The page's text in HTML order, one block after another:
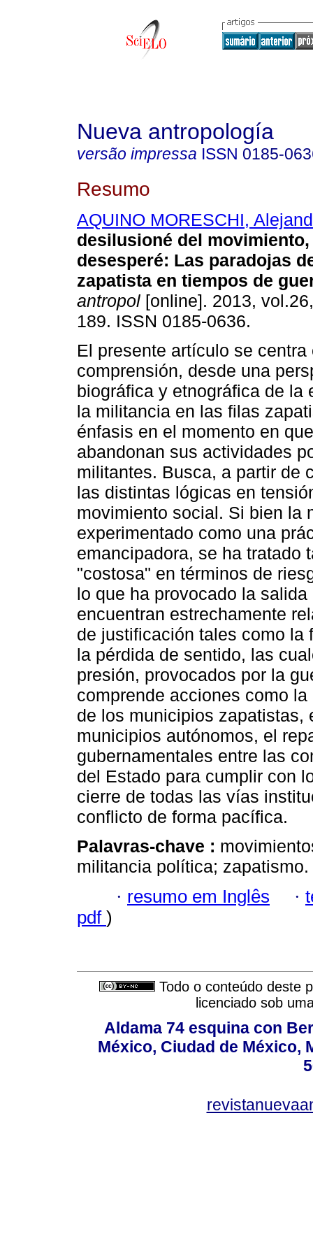
Nueva antropología
versão impressa ISSN 0185-
Resumo
AQUINO MORESCHI,
desilusioné del movimiento,
desesperé: Las paradojas
zapatista en tiempos de
antropol [online]. 2013,
189. ISSN 0185-0636.
El presente artículo se centra
comprensión, desde una
biográfica y etnográfica de la
la militancia en las filas
énfasis en el momento en
abandonan sus actividades
militantes. Busca, a partir de
las distintas lógicas en
movimiento social. Si bien la
experimentado como una
emancipadora, se ha tratado
"costosa" en términos de
lo que ha provocado la
encuentran estrechamente
de justificación tales como la
la pérdida de sentido, las
presión, provocados por la
comprende acciones como
de los municipios zapatistas,
municipios autónomos, el
gubernamentales entre las
del Estado para cumplir con
cierre de todas las vías
conflicto de forma pacífica.
Palavras-chave :
militancia política; zapatismo.
· resumo em Inglês ·
pdf )
Todo o conteúdo deste
licenciado sob
Aldama 74 esquina con
México, Ciudad de México,